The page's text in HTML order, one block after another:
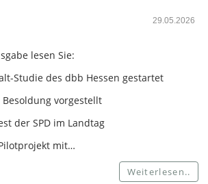
29.05.2026
lesen Sie:
Studie des dbb Hessen gestartet
Besoldung vorgestellt
der SPD im Landtag
mit…
Weiterlesen..